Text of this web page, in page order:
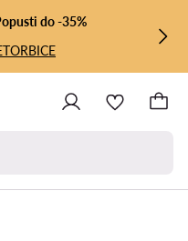
do -35%
TORBICE